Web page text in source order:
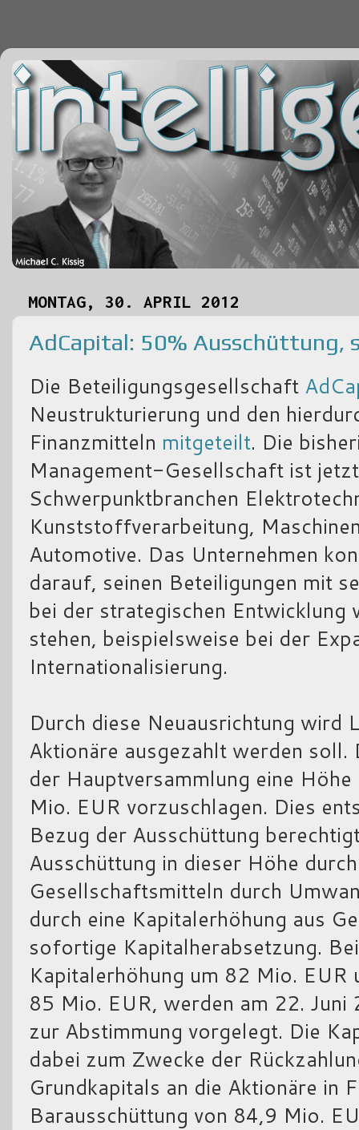
MONTAG, 30. APRIL 2012
AdCapital: 50% Ausschüttung,
Die Beteiligungsgesellschaft
Neustrukturierung und den
Finanzmitteln mitgeteilt. Die
Management-Gesellschaft ist
Schwerpunktbranchen
Kunststoffverarbeitung,
Automotive. Das Unternehmen
darauf, seinen Beteiligungen mit
bei der strategischen Entwicklung
stehen, beispielsweise bei der
Internationalisierung.
Durch diese Neuausrichtung wird
Aktionäre ausgezahlt werden
der Hauptversammlung eine
Mio. EUR vorzuschlagen. Dies
Bezug der Ausschüttung
Ausschüttung in dieser Höhe
Gesellschaftsmitteln durch
durch eine Kapitalerhöhung aus
sofortige Kapitalherabsetzung.
Kapitalerhöhung um 82 Mio.
85 Mio. EUR, werden am 22.
zur Abstimmung vorgelegt. Die
dabei zum Zwecke der
Grundkapitals an die Aktionäre in
Barausschüttung von 84,9 Mio.